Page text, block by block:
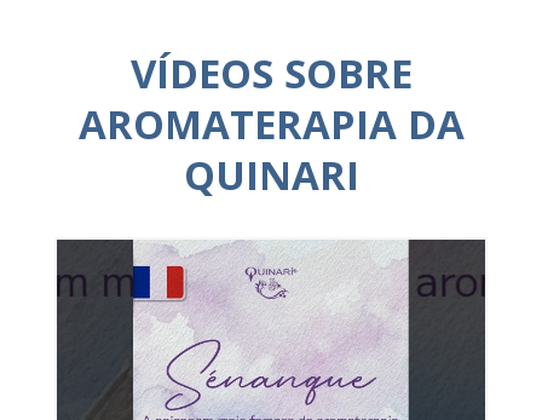
VÍDEOS SOBRE
AROMATERAPIA DA
QUINARI